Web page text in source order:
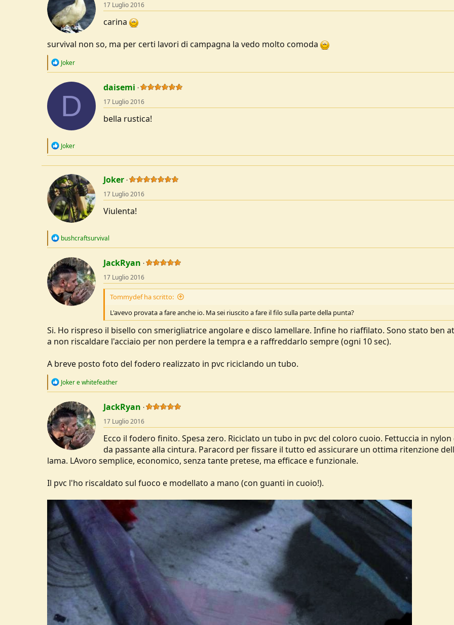
o
n
s
17 Luglio 2016
carina
survival non so, ma per certi lavori di campagna la vedo molto comoda
R
c
n
s
Joker
D
daisemi
17 Luglio 2016
bella rustica!
R
t
i
o
n
s
:
Joker
Joker
17 Luglio 2016
Viulenta!
R
c
i
o
n
s
bushcraftsurvival
JackRyan
17 Luglio 2016
Tommydef ha scritto:
L'avevo provata a fare anche io. Ma sei riuscito a fare il filo sulla parte della punta?
Si. Ho rispreso il bisello con smerigliatrice angolare e disco lamellare. Infine ho riaffilato. Sono stato ben
a non riscaldare l'acciaio per non perdere la tempra e a raffreddarlo sempre (ogni 10 sec).
A breve posto foto del fodero realizzato in pvc riciclando un tubo.
R
c
i
o
n
s
Jokerewhitefeather
JackRyan
17 Luglio 2016
Ecco il fodero finito. Spesa zero. Riciclato un tubo in pvc del coloro cuoio. Fettuccia in nylon
da passante alla cintura. Paracord per fissare il tutto ed assicurare un ottima ritenzione
lama. LAvoro semplice, economico, senza tante pretese, ma efficace e funzionale.
Il pvc l'ho riscaldato sul fuoco e modellato a mano (con guanti in cuoio!).